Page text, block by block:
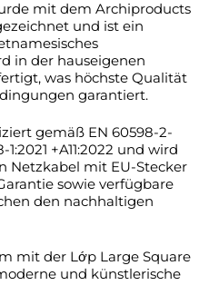
mit dem Archiproducts
und ist ein
in der hauseigenen
was höchste Qualität
garantiert.
gemäß EN 60598-2-
+A11:2022 und wird
Netzkabel mit EU-Stecker
sowie verfügbare
den nachhaltigen
mit der Lớp Large Square
und künstlerische